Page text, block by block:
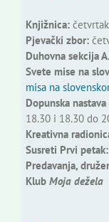
Knjižnica:četvrtak
Pjevački zbor:
Duhovna sekcija
Svete mise na
misa na
Dopunska
18.30 i 18.30 do
Kreativna
Susreti Prvi petak:
Predavanja,
Klub Moja dežela